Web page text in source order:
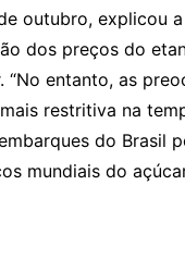
outubro, explicou
dos preços do
entanto, as
restritiva na
do Brasil
mundiais do